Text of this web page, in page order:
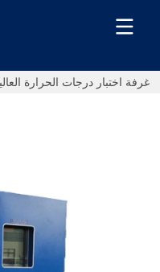
غرفة اختبار درجات الحرارة